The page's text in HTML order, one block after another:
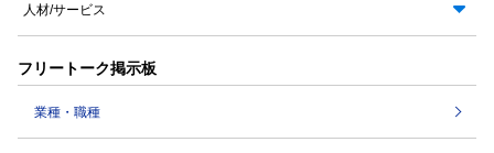
人材/サービス
フリートーク掲示板
業種・職種